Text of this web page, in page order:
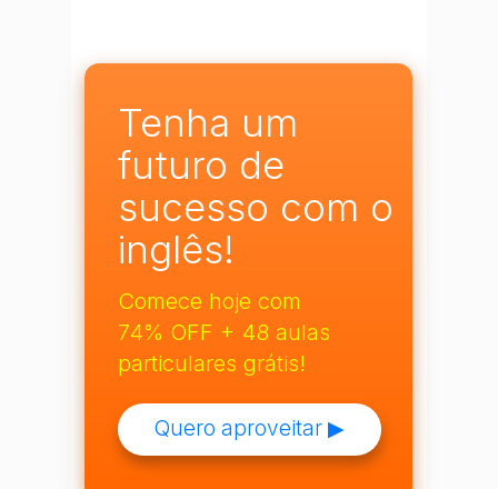
Tenha um
futuro de
sucesso com o
inglês!
Comece hoje com
74% OFF + 48 aulas
particulares grátis!
Quero aproveitar ▶